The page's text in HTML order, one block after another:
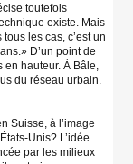
toutefois
existe. Mais
les cas, c’est un
D’un point de
hauteur. À Bâle,
du réseau urbain.
Suisse, à l’image
Unis? L’idée
par les milieux